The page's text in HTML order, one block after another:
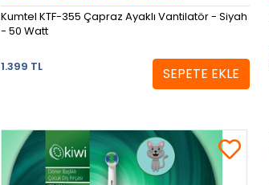
Kumtel KTF-355 Çapraz Ayaklı Vantilatör - Siyah
- 50 Watt
1.399 TL SEPETE EKLE